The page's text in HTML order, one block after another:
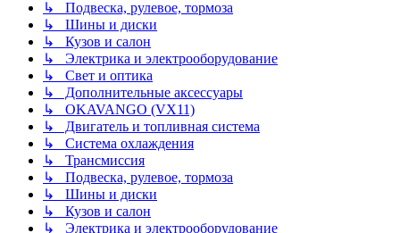
↳ Подвеска, рулевое, тормоза
↳ Шины и диски
↳ Кузов и салон
↳ Электрика и электрооборудование
↳ Свет и оптика
↳ Дополнительные аксессуары
↳ OKAVANGO (VX11)
↳ Двигатель и топливная система
↳ Система охлаждения
↳ Трансмиссия
↳ Подвеска, рулевое, тормоза
↳ Шины и диски
↳ Кузов и салон
↳ Электрика и электрооборудование